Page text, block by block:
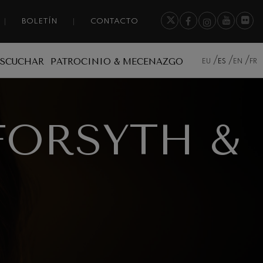
BOLETÍN CONTACTO
PATROCINIO & MECENAZGO EU ES EN FR
&